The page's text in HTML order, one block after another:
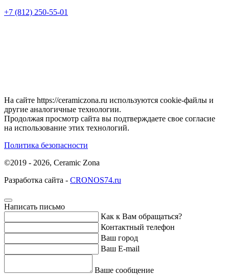
+7 (812) 250-55-01
На сайте https://ceramiczona.ru используются coоkie-файлы и
другие аналогичные технологии.
Продолжая просмотр сайта вы подтверждаете свое согласие
на использование этих технологий.
Политика безопасности
©2019 - 2026, Ceramic Zona
Разработка сайта - CRONOS74.ru
Написать письмо
Как к Вам обращаться?
Контактный телефон
Ваш город
Ваш E-mail
Ваше сообщение